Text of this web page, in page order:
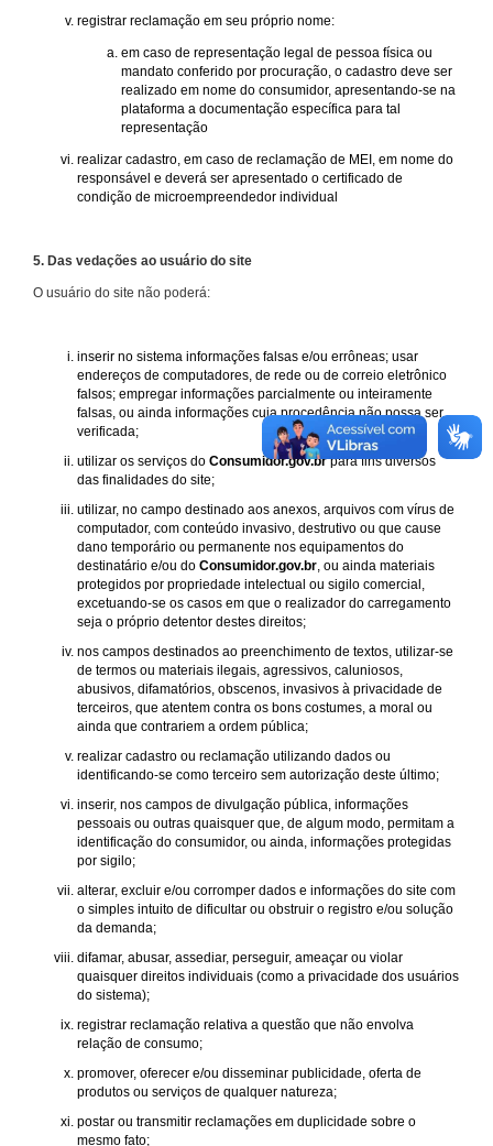
registrar reclamação em seu próprio nome:
em caso de representação legal de pessoa física ou
mandato conferido por procuração, o cadastro deve ser
realizado em nome do consumidor, apresentando-se na
plataforma a documentação específica para tal
representação
realizar cadastro, em caso de reclamação de MEI, em nome do
responsável e deverá ser apresentado o certificado de
condição de microempreendedor individual
5. Das vedações ao usuário do site
O usuário do site não poderá:
inserir no sistema informações falsas e/ou errôneas; usar
endereços de computadores, de rede ou de correio eletrônico
falsos; empregar informações parcialmente ou inteiramente
falsas, ou ainda informações cuja procedência não possa ser
verificada;
utilizar os serviços do Consumidor.gov.brpara fins diversos
das finalidades do site;
utilizar, no campo destinado aos anexos, arquivos com vírus de
computador, com conteúdo invasivo, destrutivo ou que cause
dano temporário ou permanente nos equipamentos do
destinatário e/ou do Consumidor.gov.br , ou ainda materiais
protegidos por propriedade intelectual ou sigilo comercial,
excetuando-se os casos em que o realizador do carregamento
seja o próprio detentor destes direitos;
nos campos destinados ao preenchimento de textos, utilizar-se
de termos ou materiais ilegais, agressivos, caluniosos,
abusivos, difamatórios, obscenos, invasivos à privacidade de
terceiros, que atentem contra os bons costumes, a moral ou
ainda que contrariem a ordem pública;
realizar cadastro ou reclamação utilizando dados ou
identificando-se como terceiro sem autorização deste último;
inserir, nos campos de divulgação pública, informações
pessoais ou outras quaisquer que, de algum modo, permitam a
identificação do consumidor, ou ainda, informações protegidas
por sigilo;
alterar, excluir e/ou corromper dados e informações do site com
o simples intuito de dificultar ou obstruir o registro e/ou solução
da demanda;
difamar, abusar, assediar, perseguir, ameaçar ou violar
quaisquer direitos individuais (como a privacidade dos usuários
do sistema);
registrar reclamação relativa a questão que não envolva
relação de consumo;
promover, oferecer e/ou disseminar publicidade, oferta de
produtos ou serviços de qualquer natureza;
postar ou transmitir reclamações em duplicidade sobre o
mesmo fato;